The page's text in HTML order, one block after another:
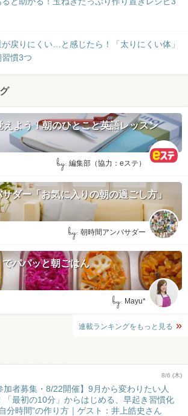
戻りにくい…と感じたら！「太りにくい体」
慣3つ
えよう！朝のひとこと英語レッスン
by: 編集部（協力：eステ）
ダー「お気に入りの朝の過ごし方」
by: 朝時間アンバサダー
パパッと朝ごはん
by: Mayu*
連載ランキングをもっと見る
8/6 (木)
加者募集・8/22開催】9月から変わりたい人
「最初の10分」からはじめる、早起き習慣化
分時間”の作り方｜ゲスト：井上皓史さん